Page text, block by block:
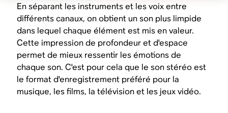
En séparant les instruments et les voix entre
différents canaux, on obtient un son plus limpide
dans lequel chaque élément est mis en valeur.
Cette impression de profondeur et d'espace
permet de mieux ressentir les émotions de
chaque son. C'est pour cela que le son stéréo est
le format d'enregistrement préféré pour la
musique, les films, la télévision et les jeux vidéo.